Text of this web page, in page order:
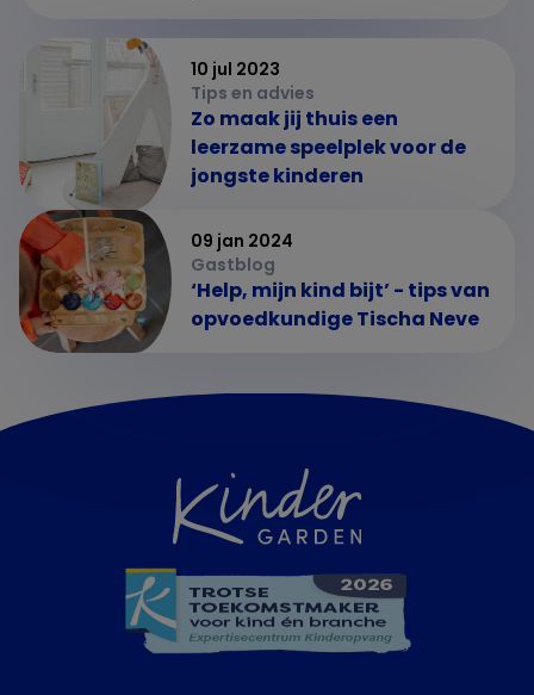
10 jul 2023
Tips en advies
Zo maak jij thuis een
leerzame speelplek voor de
jongste kinderen
09 jan 2024
Gastblog
‘Help, mijn kind bijt’ - tips van
opvoedkundige Tischa Neve